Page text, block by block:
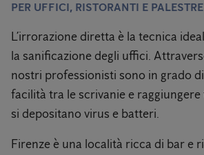
PER UFFICI, RISTORANTI E
L’irrorazione diretta è la tecnica
la sanificazione degli uffici.
nostri professionisti sono in grado
facilità tra le scrivanie e
si depositano virus e batteri.
Firenze è una località ricca di bar e